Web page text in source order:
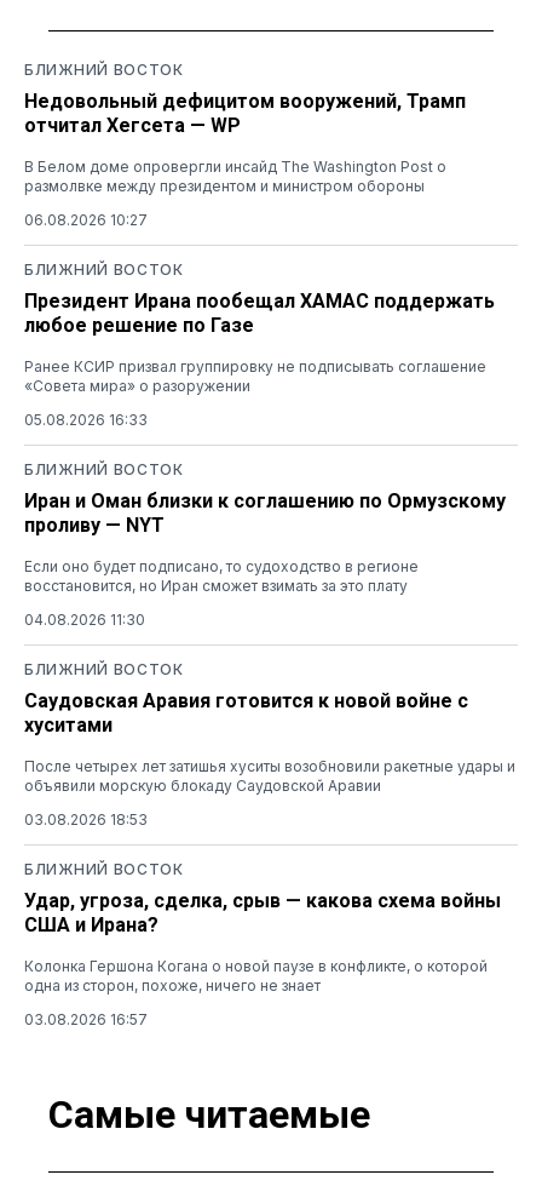
БЛИЖНИЙ ВОСТОК
Недовольный дефицитом вооружений, Трамп
отчитал Хегсета — WP
В Белом доме опровергли инсайд The Washington Post о
размолвке между президентом и министром обороны
06.08.2026 10:27
БЛИЖНИЙ ВОСТОК
Президент Ирана пообещал ХАМАС поддержать
любое решение по Газе
Ранее КСИР призвал группировку не подписывать соглашение
«Совета мира» о разоружении
05.08.2026 16:33
БЛИЖНИЙ ВОСТОК
Иран и Оман близки к соглашению по Ормузскому
проливу — NYT
Если оно будет подписано, то судоходство в регионе
восстановится, но Иран сможет взимать за это плату
04.08.2026 11:30
БЛИЖНИЙ ВОСТОК
Саудовская Аравия готовится к новой войне с
хуситами
После четырех лет затишья хуситы возобновили ракетные удары и
объявили морскую блокаду Саудовской Аравии
03.08.2026 18:53
БЛИЖНИЙ ВОСТОК
Удар, угроза, сделка, срыв — какова схема войны
США и Ирана?
Колонка Гершона Когана о новой паузе в конфликте, о которой
одна из сторон, похоже, ничего не знает
03.08.2026 16:57
Самые читаемые